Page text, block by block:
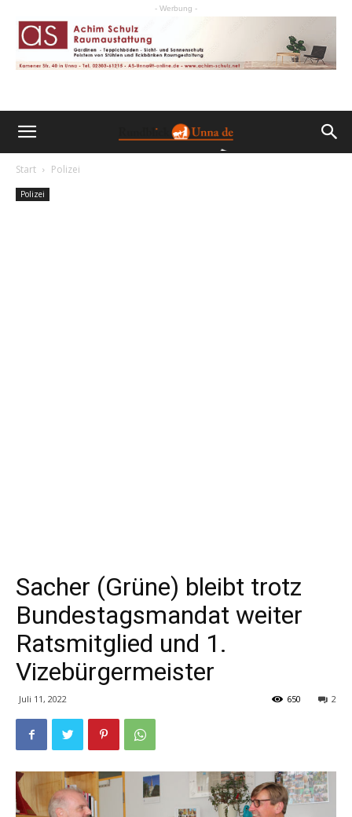
- Werbung -
Start Polizei
Polizei
Sacher (Grüne) bleibt trotz
Bundestagsmandat weiter
Ratsmitglied und 1.
Vizebürgermeister
Juli 11, 2022 2
650